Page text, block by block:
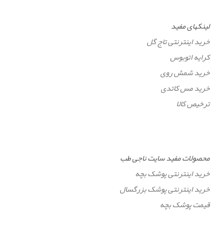
لینکهای مفید
خرید اینترنتی تاج گل
کرایه اتوبوس
خرید شمش روی
خرید مس کاتدی
ترخیص کالا
محصولات مفید سایت ناجی طب
خرید اینترنتی پوشک بچه
خرید اینترنتی پوشک بزرگسال
قیمت پوشک بچه